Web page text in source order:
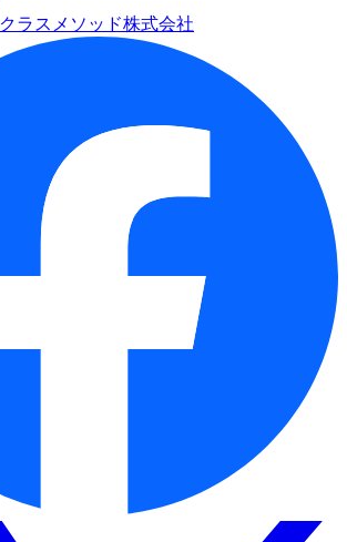
クラスメソッド株式会社